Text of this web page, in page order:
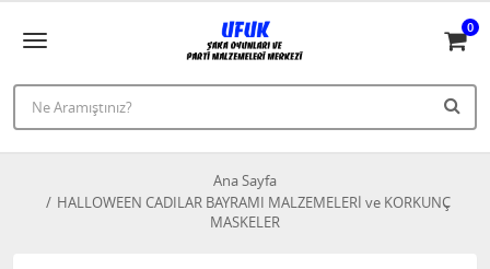
0
Ana Sayfa
HALLOWEEN CADILAR BAYRAMI MALZEMELERİ ve KORKUNÇ
MASKELER